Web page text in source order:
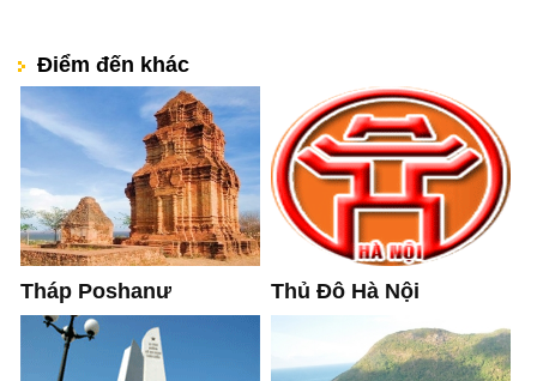
Điểm đến khác
Tháp Poshanư Thủ Đô Hà Nội